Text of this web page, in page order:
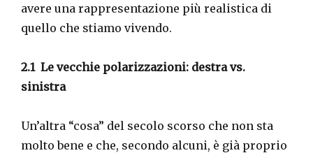
avere una rappresentazione più realistica di
quello che stiamo vivendo.
2.1 Le vecchie polarizzazioni: destra vs.
sinistra
Un’altra “cosa” del secolo scorso che non sta
molto bene e che, secondo alcuni, è già proprio